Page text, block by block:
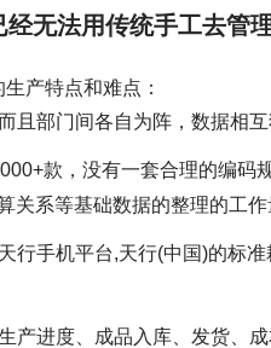
无法用传统手工去管
产特点和难点：
且部门间各自为阵，数据相互
款，没有一套合理的编码
系等基础数据的整理的工作
行手机平台,天行(中国)的标
产进度、成品入库、发货、